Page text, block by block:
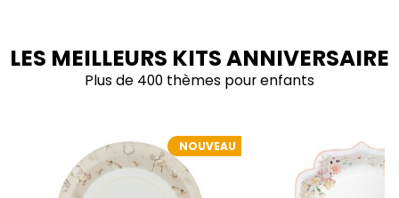
LES MEILLEURS KITS ANNIVERSAIRE
Plus de 400 thèmes pour enfants
NOUVEAU